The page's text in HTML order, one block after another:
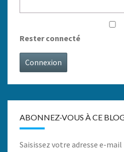
Rester connecté
Connexion
ABONNEZ-VOUS À CE
Saisissez votre adresse e-